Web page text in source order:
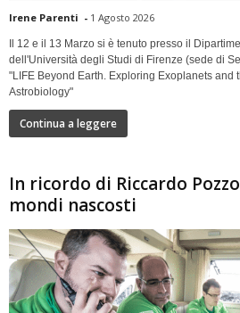
Irene Parenti - 1 Agosto 2026
Il 12 e il 13 Marzo si è tenuto presso il
dell'Università degli Studi di Firenze (sede di
"LIFE Beyond Earth. Exploring Exoplanets and
Astrobiology"
Continua a leggere
In ricordo di Riccardo
mondi nascosti